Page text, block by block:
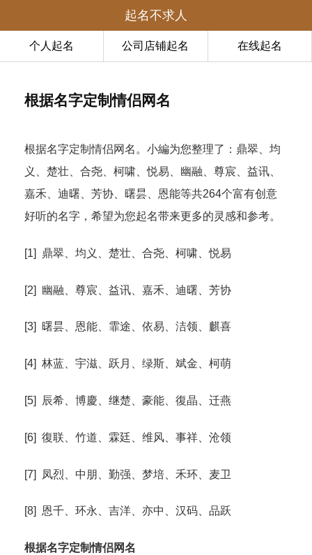
起名不求人
个人起名 公司店铺起名 在线起名
根据名字定制情侣网名
根据名字定制情侣网名。小編为您整理了：鼎翠、均
义、楚壮、合尧、柯啸、悦易、幽融、尊宸、益讯、
嘉禾、迪曙、芳协、曙昙、恩能等共264个富有创意
好听的名字，希望为您起名带来更多的灵感和参考。
[1] 鼎翠、均义、楚壮、合尧、柯啸、悦易
[2] 幽融、尊宸、益讯、嘉禾、迪曙、芳协
[3] 曙昙、恩能、霏途、依易、洁领、麒喜
[4] 林蓝、宇滋、跃月、绿斯、斌金、柯萌
[5] 辰希、博慶、继楚、豪能、復晶、迁燕
[6] 復联、竹道、霖廷、维风、事祥、沧领
[7] 凤烈、中朋、勤强、梦培、禾环、麦卫
[8] 恩千、环永、吉洋、亦中、汉码、品跃
根据名字定制情侣网名